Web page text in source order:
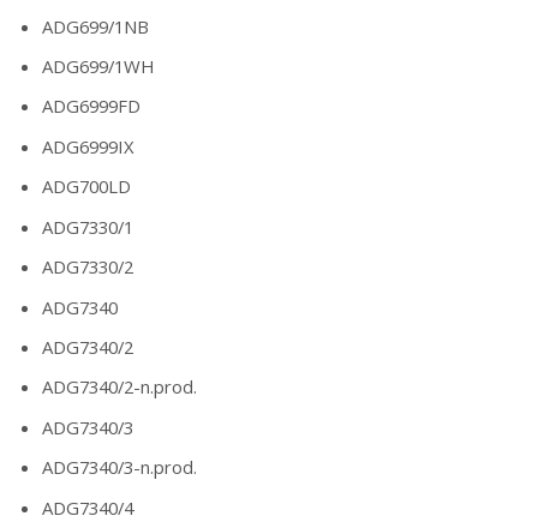
ADG699/1NB
ADG699/1WH
ADG6999FD
ADG6999IX
ADG700LD
ADG7330/1
ADG7330/2
ADG7340
ADG7340/2
ADG7340/2-n.prod.
ADG7340/3
ADG7340/3-n.prod.
ADG7340/4